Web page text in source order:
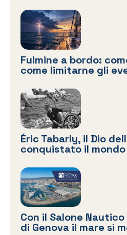
Fulmine a bordo:
come limitarne gli
Éric Tabarly, il Dio
conquistato il mondo
Con il Salone
di Genova il mare si